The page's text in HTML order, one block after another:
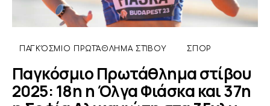
ΠΑΓΚΌΣΜΙΟ ΠΡΩΤΆΘΛΗΜΑ ΣΤΊΒΟΥ ΣΠΟΡ
Παγκόσμιο Πρωτάθλημα στίβου
2025: 18η η Όλγα Φιάσκα και 37η